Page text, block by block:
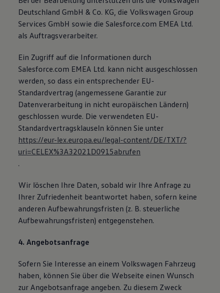
Deutschland GmbH & Co. KG, die Volkswagen Group
Services GmbH sowie die Salesforce.com EMEA Ltd.
als Auftragsverarbeiter.
Ein Zugriff auf die Informationen durch
Salesforce.com EMEA Ltd. kann nicht ausgeschlossen
werden, so dass ein entsprechender EU-
Standardvertrag (angemessene Garantie zur
Datenverarbeitung in nicht europäischen Ländern)
geschlossen wurde. Die verwendeten EU-
Standardvertragsklauseln können Sie unter
https://eur-lex.europa.eu/legal-content/DE/TXT/?
uri=CELEX%3A32021D0915abrufen
.
Wir löschen Ihre Daten, sobald wir Ihre Anfrage zu
Ihrer Zufriedenheit beantwortet haben, sofern keine
anderen Aufbewahrungsfristen (z. B. steuerliche
Aufbewahrungsfristen) entgegenstehen.
4. Angebotsanfrage
Sofern Sie Interesse an einem Volkswagen Fahrzeug
haben, können Sie über die Webseite einen Wunsch
zur Angebotsanfrage angeben. Zu diesem Zweck